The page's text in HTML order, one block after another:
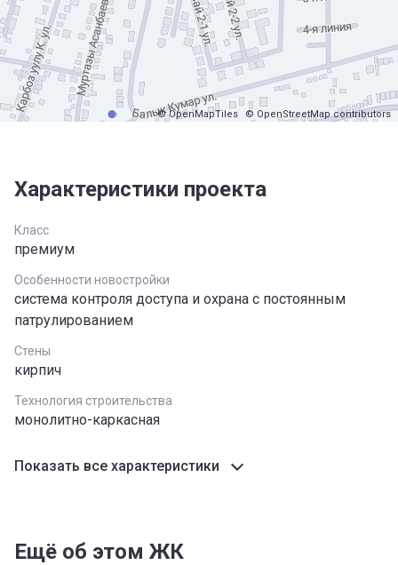
© OpenMapTiles © OpenStreetMap contributors
Характеристики проекта
Класс
премиум
Особенности новостройки
система контроля доступа и охрана с постоянным
патрулированием
Стены
кирпич
Технология строительства
монолитно-каркасная
Показать все характеристики
Ещё об этом ЖК